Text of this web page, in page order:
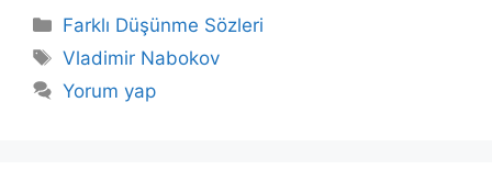
Kategoriler
Farklı Düşünme Sözleri
Etiketler
Vladimir Nabokov
Yorum yap